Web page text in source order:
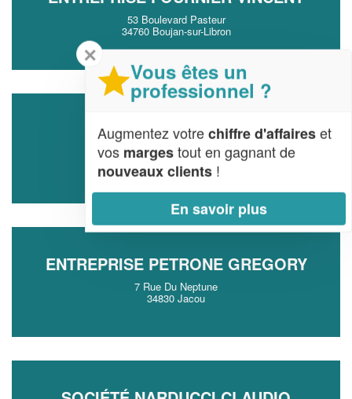
53 Boulevard Pasteur
34760 Boujan-sur-Libron
SOCIÉTÉ OMLALA SAID
15 Rue Du Petit Saint Jean
34000 Montpellier
ENTREPRISE PETRONE GREGORY
7 Rue Du Neptune
34830 Jacou
✕
Vous êtes un
professionnel ?
Augmentez votrechiffre d'affaireset
vos margestout en gagnant de
nouveaux clients !
En savoir plus